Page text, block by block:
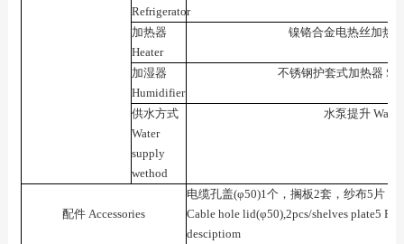
Refrigerator
加热器
Heater
镍铬合金电热丝加热
加湿器
Humidifier
不锈钢护套式加热器
供水方式
Water
supply
wethod
水泵提升 Water
配件 Accessories
电缆孔盖(φ50)1个，搁板2套，纱布5片，
Cable hole lid(φ50),2pcs/shelves plate5
desciptiom